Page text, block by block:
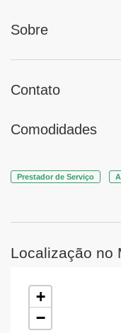
Sobre
Contato
Comodidades
Prestador de Serviço
Localização no
+
−